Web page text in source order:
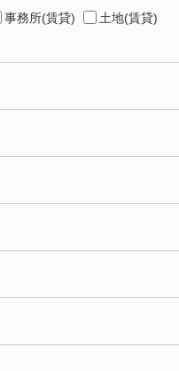
事務所(賃貸)
土地(賃貸)